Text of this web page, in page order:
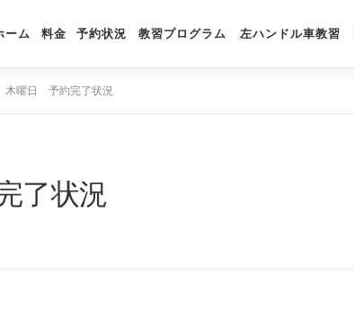
ーム 料金 予約状況 教習プログラム 左ハンドル車教習
木曜日 予約完了状況
了状況